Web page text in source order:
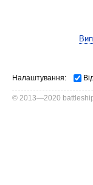
Налаштування:
© 2013—2020